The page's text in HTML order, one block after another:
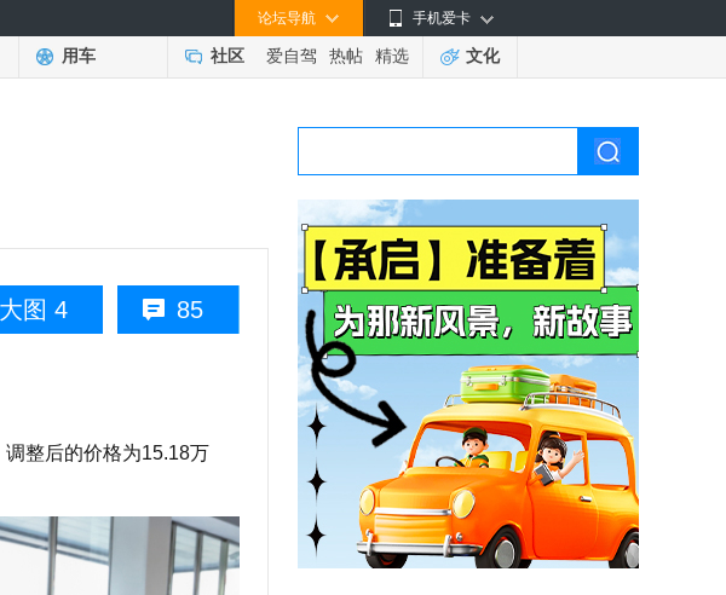
手机爱卡
论坛导航
用车 社区 爱自驾 热帖 精选 文化
85
大图 4
整后的价格为15.18万